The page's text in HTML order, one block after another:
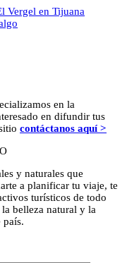
Vergel en Tijuana
en la
en difundir tus
contáctanos aquí >
y naturales que
a planificar tu viaje, te
turísticos de todo
belleza natural y la
país.